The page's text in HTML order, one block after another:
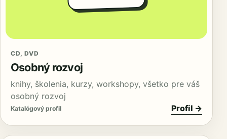
CD, DVD
Osobný rozvoj
knihy, školenia, kurzy, workshopy, všetko pre váš
osobný rozvoj
Katalógový profil Profil →